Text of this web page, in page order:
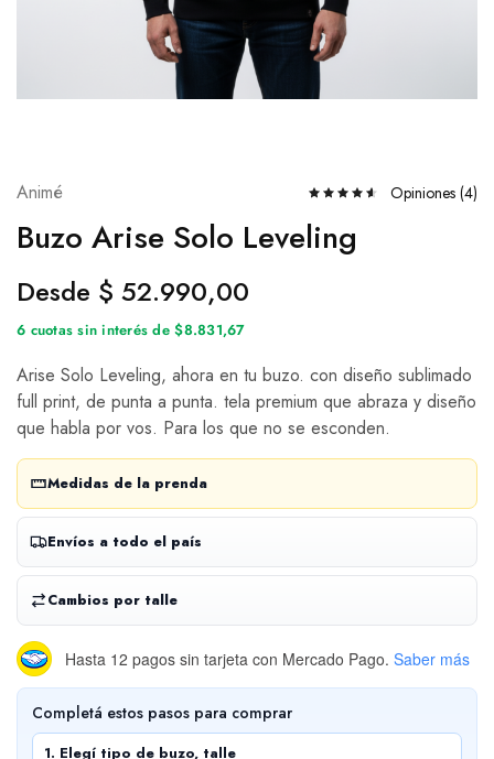
Animé Opiniones (4)
Buzo Arise Solo Leveling
Desde $ 52.990,00
6 cuotas sin interés de $8.831,67
Arise Solo Leveling, ahora en tu buzo. con diseño sublimado
full print, de punta a punta. tela premium que abraza y diseño
que habla por vos. Para los que no se esconden.
Medidas de la prenda
Envíos a todo el país
Cambios por talle
Hasta 12 pagos sin tarjeta con Mercado Pago. Saber más
Completá estos pasos para comprar
1. Elegí tipo de buzo, talle